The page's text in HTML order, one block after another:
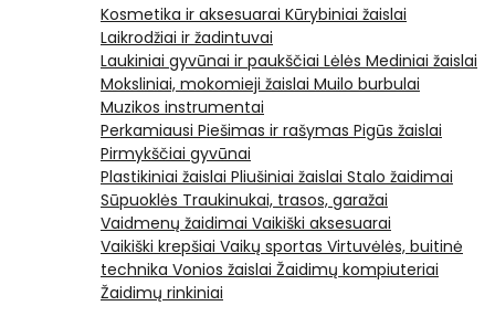
Kosmetika ir aksesuarai Kūrybiniai žaislai
Laikrodžiai ir žadintuvai
Laukiniai gyvūnai ir paukščiai Lėlės Mediniai žaislai
Moksliniai, mokomieji žaislai Muilo burbulai
Muzikos instrumentai
Perkamiausi Piešimas ir rašymas Pigūs žaislai
Pirmykščiai gyvūnai
Plastikiniai žaislai Pliušiniai žaislai Stalo žaidimai
Sūpuoklės Traukinukai, trasos, garažai
Vaidmenų žaidimai Vaikiški aksesuarai
Vaikiški krepšiai Vaikų sportas Virtuvėlės, buitinė
technika Vonios žaislai Žaidimų kompiuteriai
Žaidimų rinkiniai